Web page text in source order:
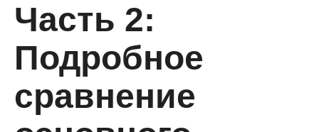
Часть 2:
Подробное
сравнение